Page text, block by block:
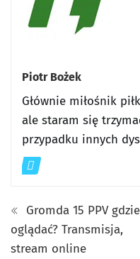
Piotr Bożek
Głównie miłośnik
ale staram się
przypadku innych
Gromda 15 PPV gdzie
oglądać? Transmisja,
stream online